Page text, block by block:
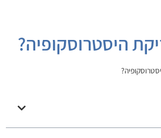
היסטרוסקופיה?